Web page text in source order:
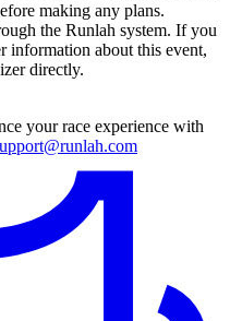
making any plans.
the Runlah system. If you
information about this event,
directly.
your race experience with